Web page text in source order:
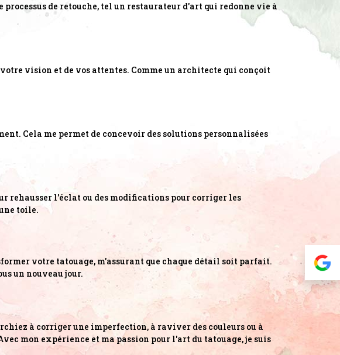
de retouche, tel un restaurateur d'art qui redonne vie à
vision et de vos attentes. Comme un architecte qui conçoit
Cela me permet de concevoir des solutions personnalisées
rehausser l'éclat ou des modifications pour corriger les
toile.
votre tatouage, m'assurant que chaque détail soit parfait.
un nouveau jour.
à corriger une imperfection, à raviver des couleurs ou à
mon expérience et ma passion pour l'art du tatouage, je suis